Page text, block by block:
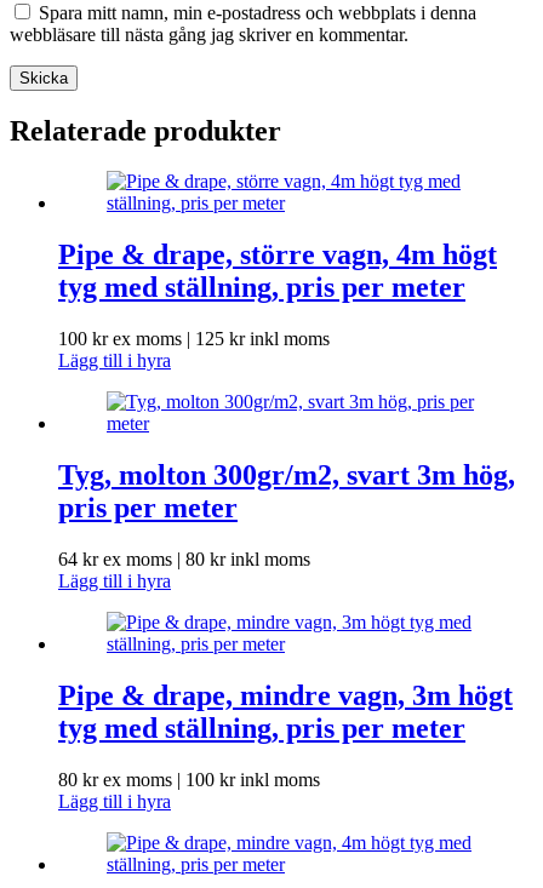
Spara mitt namn, min e-postadress och webbplats i denna
webbläsare till nästa gång jag skriver en kommentar.
Skicka
Relaterade produkter
Pipe & drape, större vagn, 4m högt
tyg med ställning, pris per meter
100 krex moms | 125 krinkl moms
Lägg till i hyra
Tyg, molton 300gr/m2, svart 3m hög,
pris per meter
64 krex moms | 80 krinkl moms
Lägg till i hyra
Pipe & drape, mindre vagn, 3m högt
tyg med ställning, pris per meter
80 krex moms | 100 krinkl moms
Lägg till i hyra